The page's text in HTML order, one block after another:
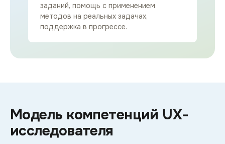
заданий, помощь с применением
методов на реальных задачах,
поддержка в прогрессе.
Модель компетенций UX-
исследователя